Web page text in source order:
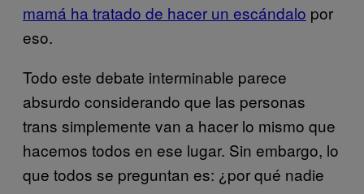
mamá ha tratado de hacer un escándalo por
eso.
Todo este debate interminable parece
absurdo considerando que las personas
trans simplemente van a hacer lo mismo que
hacemos todos en ese lugar. Sin embargo, lo
que todos se preguntan es: ¿por qué nadie